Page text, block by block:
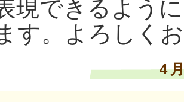
現できるよう
す。よろしく
4